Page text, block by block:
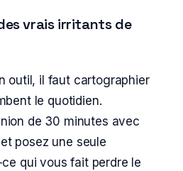
vrais irritants de
outil, il faut cartographier
le quotidien.
de 30 minutes avec
posez une seule
qui vous fait perdre le